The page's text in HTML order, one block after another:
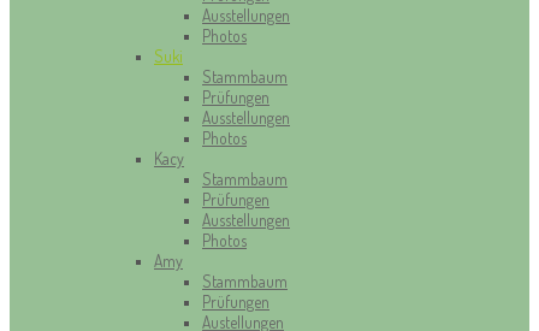
Ausstellungen
Photos
Suki
Stammbaum
Prüfungen
Ausstellungen
Photos
Kacy
Stammbaum
Prüfungen
Ausstellungen
Photos
Amy
Stammbaum
Prüfungen
Austellungen